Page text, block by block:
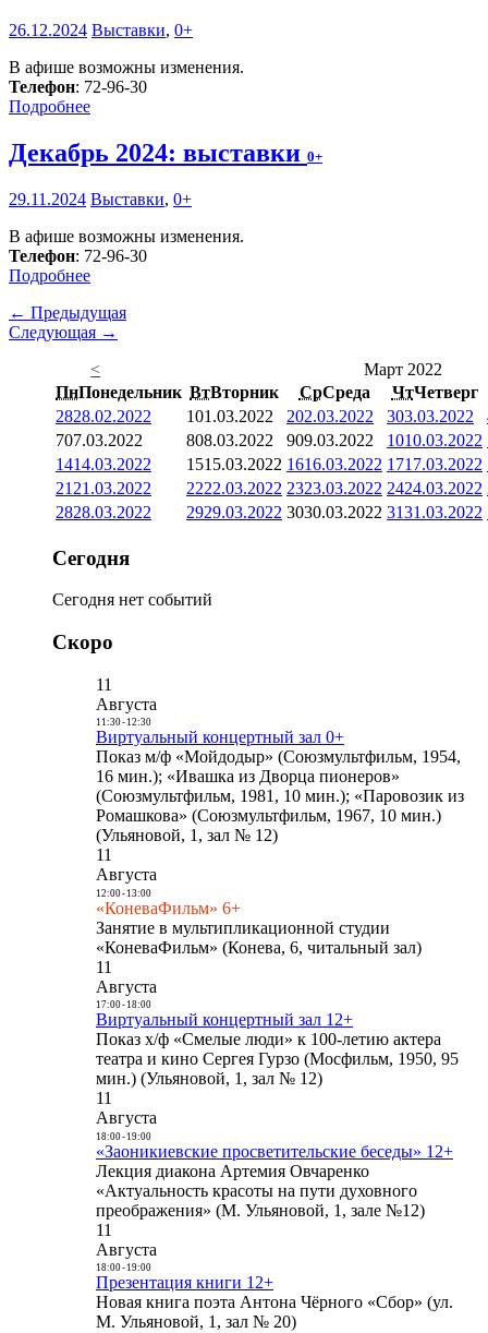
26.12.2024 Выставки, 0+
В афише возможны изменения.
Телефон: 72-96-30
Подробнее
Декабрь 2024: выставки 0+
29.11.2024 Выставки, 0+
В афише возможны изменения.
Телефон: 72-96-30
Подробнее
← Предыдущая
Следующая →
<
Март 2022
ПнПонедельник ВтВторник СрСреда ЧтЧетверг
2828.02.2022 101.03.2022 202.03.2022 303.03.2022
707.03.2022 808.03.2022 909.03.2022 1010.03.2022
1414.03.2022 1515.03.2022 1616.03.2022 1717.03.2022
21 21.03.2022 2222.03.2022 2323.03.2022 2424.03.2022
2828.03.2022 2929.03.2022 3030.03.2022 3131.03.2022
Сегодня
Сегодня нет событий
Скоро
11
Августа
11:30- 12:30
Виртуальный концертный зал 0+
Показ м/ф «Мойдодыр» (Союзмультфильм, 1954,
16 мин.); «Ивашка из Дворца пионеров»
(Союзмультфильм, 1981, 10 мин.); «Паровозик из
Ромашкова» (Союзмультфильм, 1967, 10 мин.)
(Ульяновой, 1, зал № 12)
11
Августа
12:00- 13:00
«КоневаФильм» 6+
Занятие в мультипликационной студии
«КоневаФильм» (Конева, 6, читальный зал)
11
Августа
17:00- 18:00
Виртуальный концертный зал 12+
Показ х/ф «Смелые люди» к 100-летию актера
театра и кино Сергея Гурзо (Мосфильм, 1950, 95
мин.) (Ульяновой, 1, зал № 12)
11
Августа
18:00- 19:00
«Заоникиевские просветительские беседы» 12+
Лекция диакона Артемия Овчаренко
«Актуальность красоты на пути духовного
преображения» (М. Ульяновой, 1, зале №12)
11
Августа
18:00- 19:00
Презентация книги 12+
Новая книга поэта Антона Чёрного «Сбор» (ул.
М. Ульяновой, 1, зал № 20)